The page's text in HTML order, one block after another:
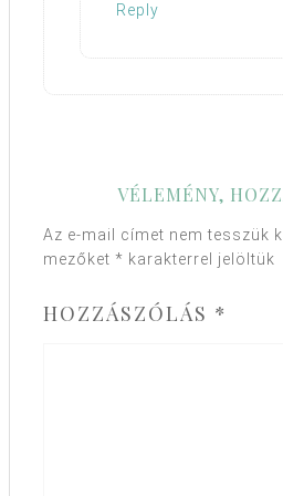
Reply
VÉLEMÉNY,
Az e-mail címet nem tesszük
mezőket * karakterrel jelöltük
HOZZÁSZÓLÁS *